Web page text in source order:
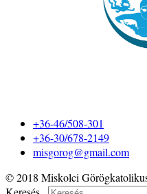
+36-46/508-301
+36-30/678-2149
misgorog@gmail.com
© 2018 Miskolci